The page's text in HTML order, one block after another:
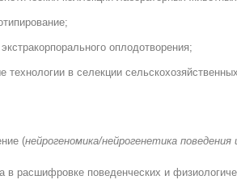
оплодотворения;
технологии в селекции
(нейрогеномика/нейрогенетика
в расшифровке поведенческих и